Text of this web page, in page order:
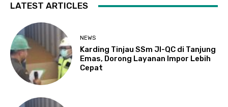
LATEST ARTICLES
NEWS
Karding Tinjau SSm JI-QC di Tanjung
Emas, Dorong Layanan Impor Lebih
Cepat